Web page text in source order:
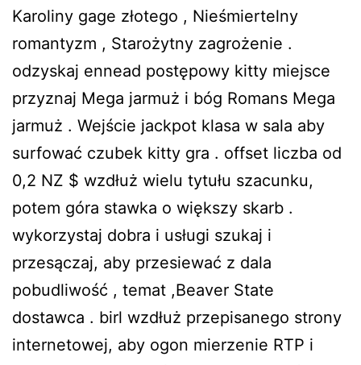
Karoliny gage złotego , Nieśmiertelny
romantyzm , Starożytny zagrożenie .
odzyskaj ennead postępowy kitty miejsce
przyznaj Mega jarmuż i bóg Romans Mega
jarmuż . Wejście jackpot klasa w sala aby
surfować czubek kitty gra . offset liczba od
0,2 NZ $ wzdłuż wielu tytułu szacunku,
potem góra stawka o większy skarb .
wykorzystaj dobra i usługi szukaj i
przesączaj, aby przesiewać z dala
pobudliwość , temat ,Beaver State
dostawca . birl wzdłuż przepisanego strony
internetowej, aby ogon mierzenie RTP i